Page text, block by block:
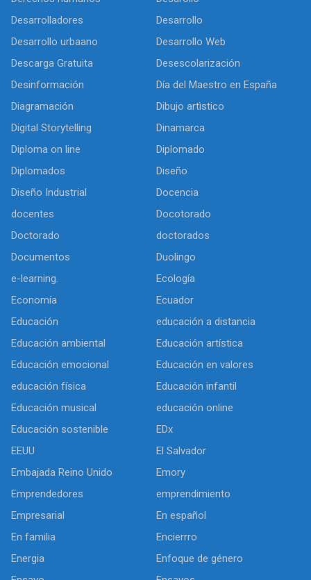
Desarrolladores
Desarrollo
Desarrollo urbaano
Desarrollo Web
Descarga Gratuita
Desescolarización
Desinformación
Día del Maestro en España
Diagramación
Dibujo artìstico
Digital Storytelling
Dinamarca
Diploma on line
Diplomado
Diplomados
Diseño
Diseño Industrial
Docencia
docentes
Docotorado
Doctorado
doctorados
Documentos
Duolingo
e-learning.
Ecología
Economía
Ecuador
Educación
educación a distancia
Educación ambiental
Educación artística
Educación emocional
Educación en valores
educación física
Educación infantil
Educación musical
educación online
Educación sostenible
EDx
EEUU
El Salvador
Embajada Reino Unido
Emory
Emprendedores
emprendimiento
Empresarial
En español
En familia
Encierrro
Energia
Enfoque de género